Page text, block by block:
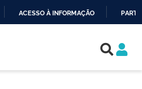
ACESSO À INFORMAÇÃO